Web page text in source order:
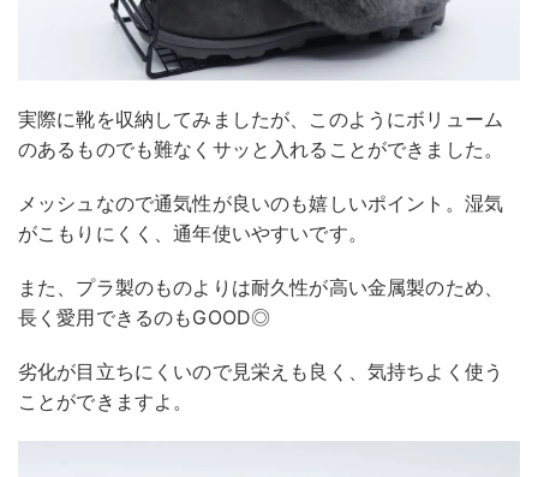
実際に靴を収納してみましたが、このようにボリューム
のあるものでも難なくサッと入れることができました。
メッシュなので通気性が良いのも嬉しいポイント。湿気
がこもりにくく、通年使いやすいです。
また、プラ製のものよりは耐久性が高い金属製のため、
長く愛用できるのもGOOD◎
劣化が目立ちにくいので見栄えも良く、気持ちよく使う
ことができますよ。